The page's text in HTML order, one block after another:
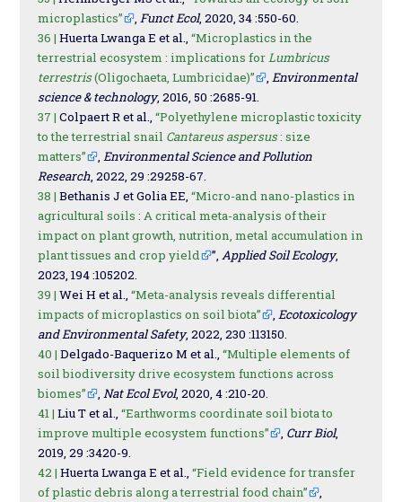
microplastics”
,Funct Ecol, 2020, 34 :550-60.
36 | Huerta Lwanga E et al.,“Microplastics in the
terrestrial ecosystem : implications forLumbricus
terrestris(Oligochaeta, Lumbricidae)” ,Environmental
science & technology, 2016, 50 :2685-91.
37 | Colpaert R et al.,“Polyethylene microplastic toxicity
to the terrestrial snail Cantareus aspersus: size
matters”
,Environmental Science and Pollution
Research, 2022, 29 :29258-67.
38 | Bethanis J et Golia EE,“Micro-and nano-plastics in
agricultural soils : A critical meta-analysis of their
impact on plant growth, nutrition, metal accumulation in
plant tissues and crop yield
”,Applied Soil Ecology,
2023, 194 :105202.
39 | Wei H et al.,“Meta-analysis reveals differential
impacts of microplastics on soil biota”
,Ecotoxicology
and Environmental Safety, 2022, 230 :113150.
40 | Delgado-Baquerizo M et al.,“Multiple elements of
soil biodiversity drive ecosystem functions across
biomes”
,Nat Ecol Evol, 2020, 4 :210-20.
41 | Liu T et al.,“Earthworms coordinate soil biota to
improve multiple ecosystem functions”
, Curr Biol,
2019, 29 :3420-9.
42 | Huerta Lwanga E et al.,“Field evidence for transfer
of plastic debris along a terrestrial food chain”
,